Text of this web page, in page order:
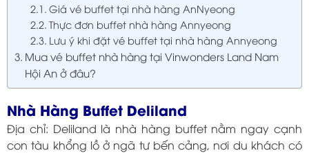
Giá vé buffet tại nhà hàng AnNyeong
Thực đơn buffet nhà hàng Annyeong
Lưu ý khi đặt vé buffet tại nhà hàng Annyeong
Mua vé buffet nhà hàng tại Vinwonders Land Nam
Hội An ở đâu?
Nhà Hàng Buffet Deliland
Địa chỉ: Deliland là nhà hàng buffet nằm ngay cạnh
con tàu khổng lồ ở ngã tư bến cảng, nơi du khách có